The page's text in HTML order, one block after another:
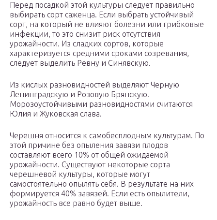
Перед посадкой этой культуры следует правильно
выбирать сорт саженца. Если выбрать устойчивый
сорт, на который не влияют болезни или грибковые
инфекции, то это снизит риск отсутствия
урожайности. Из сладких сортов, которые
характеризуется средними сроками созревания,
следует выделить Ревну и Синявскую.
Из кислых разновидностей выделяют Черную
Ленинградскую и Розовую Брянскую.
Морозоустойчивыми разновидностями считаются
Юлия и Жуковская слава.
Черешня относится к самобесплодным культурам. По
этой причине без опыления завязи плодов
составляют всего 10% от общей ожидаемой
урожайности. Существуют некоторые сорта
черешневой культуры, которые могут
самостоятельно опылять себя. В результате на них
формируется 40% завязей. Если есть опылители,
урожайность все равно будет выше.